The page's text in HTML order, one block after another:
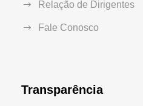
Relação de Dirigentes
Fale Conosco
Transparência